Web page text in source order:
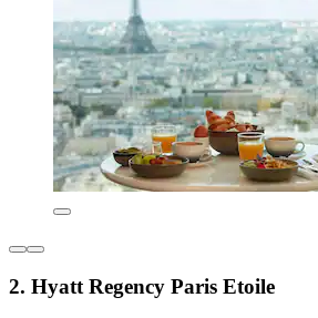
2. Hyatt Regency Paris Etoile